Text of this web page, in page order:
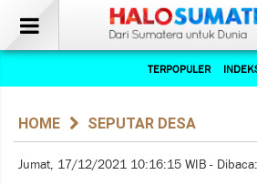
TERPOPULER
HOME SEPUTAR DESA
Jumat, 17/12/2021 10:16:15 WIB -